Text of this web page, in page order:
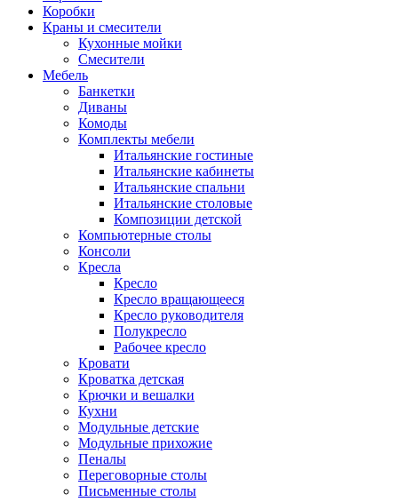
Коробки
Краны и смесители
Кухонные мойки
Смесители
Мебель
Банкетки
Диваны
Комоды
Комплекты мебели
Итальянские гостиные
Итальянские кабинеты
Итальянские спальни
Итальянские столовые
Композиции детской
Компьютерные столы
Консоли
Кресла
Кресло
Кресло вращающееся
Кресло руководителя
Полукресло
Рабочее кресло
Кровати
Кроватка детская
Крючки и вешалки
Кухни
Модульные детские
Модульные прихожие
Пеналы
Переговорные столы
Письменные столы